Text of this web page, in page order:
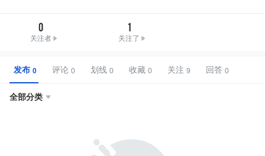
0
关注者
1
关注了
发布 评论 划线 收藏 关注 回答
全部分类 